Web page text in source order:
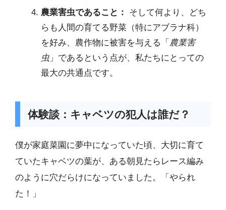
農業害虫であること：
そして何より、どち
らも人間の育てる野菜（特にアブラナ科）
を好み、農作物に被害を与える「 農業害
虫 」であるという点が、私たちにとっての
最大の共通点です。
体験談：キャベツの犯人は誰だ？
僕が家庭菜園に夢中になっていた頃、大切に育て
ていたキャベツの葉が、ある朝見たらレース編み
のように穴だらけになっていました。「やられ
た！」